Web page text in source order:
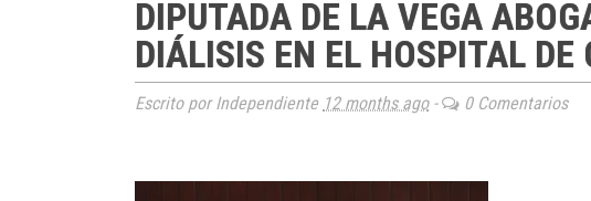
DIPUTADA DE LA VEGA
DIÁLISIS EN EL HOSPITAL DE
Escrito por Independiente 12 months ago- 0 Comentarios